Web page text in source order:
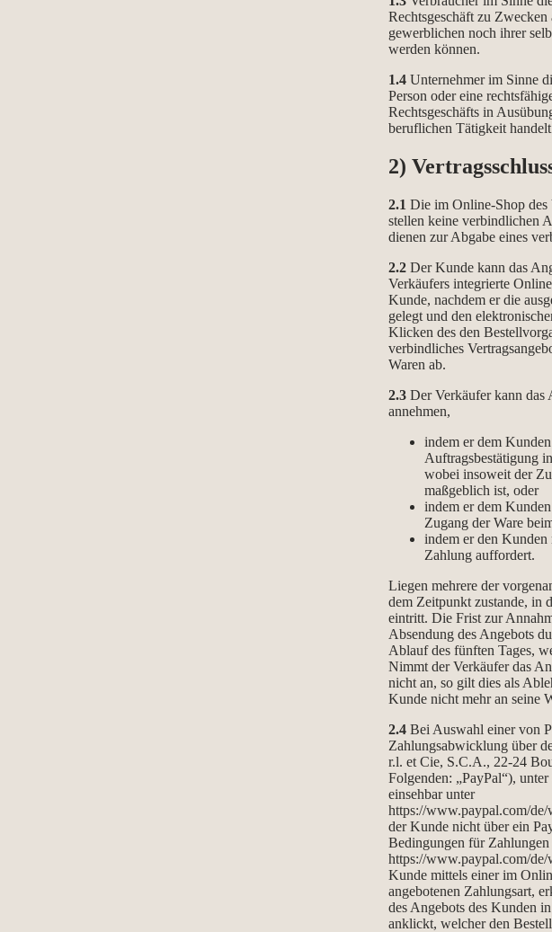
Rechtsgeschäft zu
gewerblichen noch ihrer
werden können.
1.4 Unternehmer im Sinne
Person oder eine
Rechtsgeschäfts in
beruflichen Tätigkeit
2)
2.1 Die im Online-Shop des
stellen keine verbindlichen
dienen zur Abgabe eines
2.2 Der Kunde kann das
Verkäufers integrierte
Kunde, nachdem er die
gelegt und den
Klicken des den
verbindliches
Waren ab.
2.3 Der Verkäufer kann das
annehmen,
indem er dem
Auftragsbestätigung
wobei insoweit der
maßgeblich ist, oder
indem er dem
Zugang der Ware
indem er den Kunden
Zahlung auffordert.
Liegen mehrere der
dem Zeitpunkt zustande, in
eintritt. Die Frist zur
Absendung des Angebots
Ablauf des fünften Tages,
Nimmt der Verkäufer das
nicht an, so gilt dies als
Kunde nicht mehr an seine
2.4 Bei Auswahl einer von
Zahlungsabwicklung über
r.l. et Cie, S.C.A., 22-24
Folgenden: „PayPal“),
einsehbar unter
https://www.paypal.com/de/
der Kunde nicht über ein
Bedingungen für
https://www.paypal.com/
Kunde mittels einer im
angebotenen Zahlungsart,
des Angebots des Kunden
anklickt, welcher den